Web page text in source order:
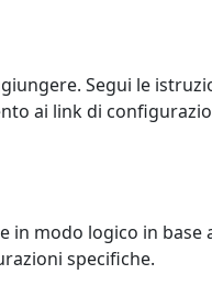
Segui le
ai link di
modo logico in base
specifiche.